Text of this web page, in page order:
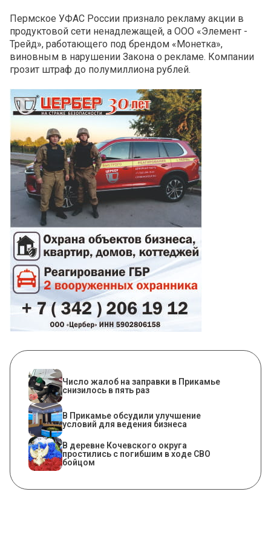
Пермское УФАС России признало рекламу акции в
продуктовой сети ненадлежащей, а ООО «Элемент -
Трейд», работающего под брендом «Монетка»,
виновным в нарушении Закона о рекламе. Компании
грозит штраф до полумиллиона рублей.
Число жалоб на заправки в Прикамье
снизилось в пять раз
В Прикамье обсудили улучшение
условий для ведения бизнеса
В деревне Кочевского округа
простились с погибшим в ходе СВО
бойцом